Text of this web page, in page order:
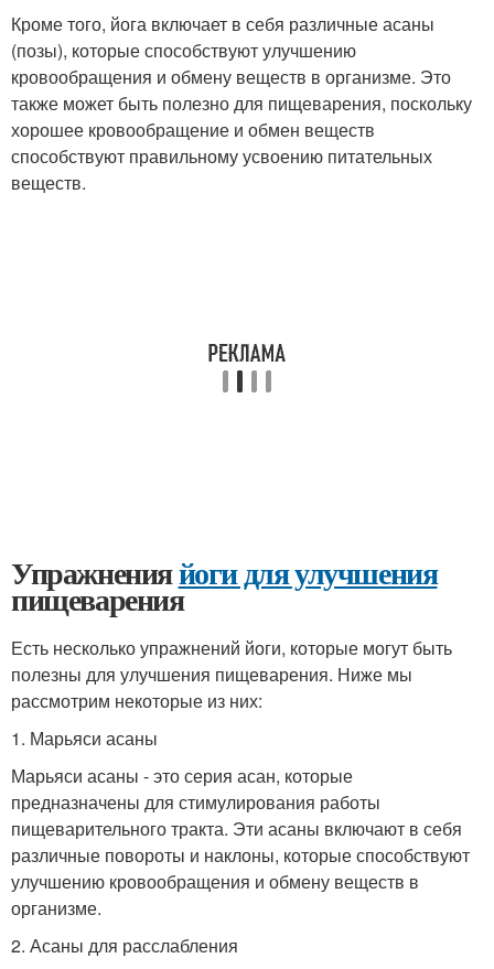
Кроме того, йога включает в себя различные асаны
(позы), которые способствуют улучшению
кровообращения и обмену веществ в организме. Это
также может быть полезно для пищеварения, поскольку
хорошее кровообращение и обмен веществ
способствуют правильному усвоению питательных
веществ.
Упражненияйоги для улучшения
пищеварения
Есть несколько упражнений йоги, которые могут быть
полезны для улучшения пищеварения. Ниже мы
рассмотрим некоторые из них:
1. Марьяси асаны
Марьяси асаны - это серия асан, которые
предназначены для стимулирования работы
пищеварительного тракта. Эти асаны включают в себя
различные повороты и наклоны, которые способствуют
улучшению кровообращения и обмену веществ в
организме.
2. Асаны для расслабления